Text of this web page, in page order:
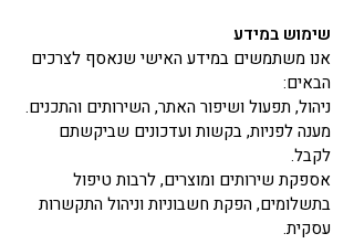
שימוש במידע
אנו משתמשים במידע האישי שנאסף לצרכים
הבאים:
ניהול, תפעול ושיפור האתר, השירותים והתכנים.
מענה לפניות, בקשות ועדכונים שביקשתם
לקבל.
אספקת שירותים ומוצרים, לרבות טיפול
בתשלומים, הפקת חשבוניות וניהול התקשרות
עסקית.